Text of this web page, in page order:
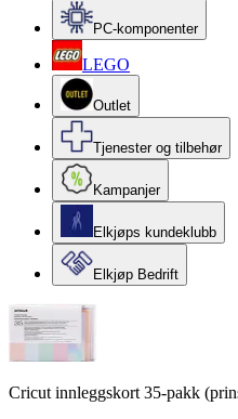
PC-komponenter
LEGO
Outlet
Tjenester og tilbehør
Kampanjer
Elkjøps kundeklubb
Elkjøp Bedrift
Cricut innleggskort 35-pakk